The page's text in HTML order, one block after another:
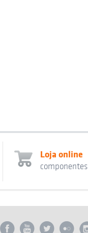
Loja online
componentes